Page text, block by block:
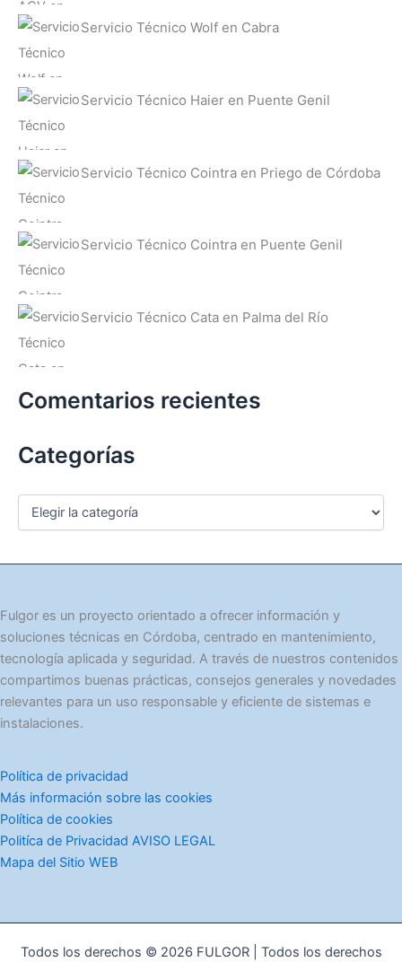
Servicio Técnico Wolf en Cabra
Servicio Técnico Haier en Puente Genil
Servicio Técnico Cointra en Priego de Córdoba
Servicio Técnico Cointra en Puente Genil
Servicio Técnico Cata en Palma del Río
Comentarios recientes
Categorías
C
r
a
s
Fulgor es un proyecto orientado a ofrecer información y
soluciones técnicas en Córdoba, centrado en mantenimiento,
tecnología aplicada y seguridad. A través de nuestros contenidos
compartimos buenas prácticas, consejos generales y novedades
relevantes para un uso responsable y eficiente de sistemas e
instalaciones.
Política de privacidad
Más información sobre las cookies
Política de cookies
Politíca de Privacidad AVISO LEGAL
Mapa del Sitio WEB
Todos los derechos © 2026 FULGOR | Todos los derechos